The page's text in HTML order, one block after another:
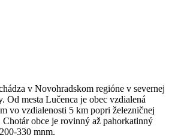
v Novohradskom regióne v severnej
Od mesta Lučenca je obec vzdialená
vo vzdialenosti 5 km popri železničnej
obce je rovinný až pahorkatinný
330 mnm.